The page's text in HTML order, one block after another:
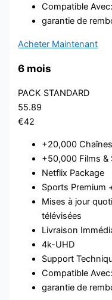
Compatible
garantie de
Acheter Maintenant
6 mois
PACK STANDARD
55.89
€42
+20,000
+50,000 Films &
Netflix Package
Sports Premium
Mises à jour
télévisées
Livraison
4k-UHD
Support
Compatible
garantie de